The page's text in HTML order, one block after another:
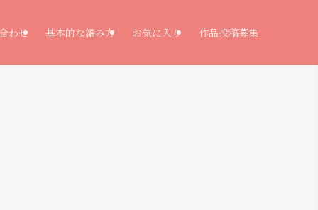
わせ 基本的な編み方 お気に入り 作品投稿募集